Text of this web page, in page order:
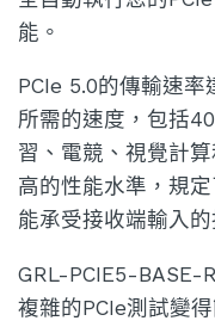
能。
PCIe 5.0的傳輸速
所需的速度，包括
習、電競、視覺計
高的性能水準，規
能承受接收端輸入
GRL-PCIE5-BASE-
複雜的PCIe測試變